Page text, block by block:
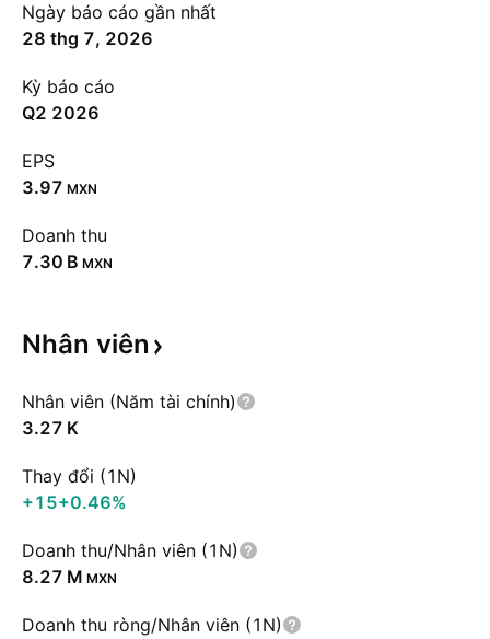
Ngày báo cáo gần nhất
28 thg 7, 2026
Kỳ báo cáo
Q2 2026
EPS
3.97 MXN
Doanh thu
‪7.30 B‬ MXN
Nhân viên
Nhân viên (Năm tài chính)
‪3.27 K‬
Thay đổi (1N)
+15+0.46%
Doanh thu/Nhân viên (1N)
‪8.27 M‬ MXN
Doanh thu ròng/Nhân viên (1N)